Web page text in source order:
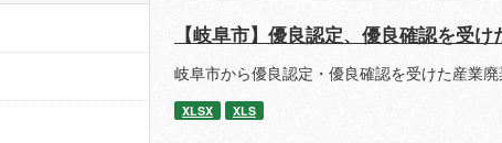
【岐阜市】優良認定、優良確認を受
岐阜市から優良認定・優良確認を受けた産業
XLSX XLS